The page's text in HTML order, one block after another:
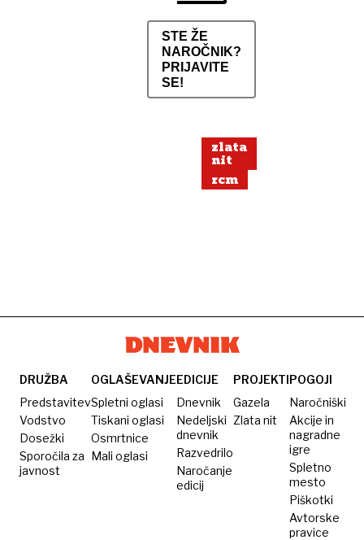
STE ŽE
NAROČNIK?
PRIJAVITE
SE!
zlata
nit
rcm
DRUŽBA
Predstavitev
Vodstvo
Dosežki
Sporočila za
javnost
OGLAŠEVANJE
Spletni oglasi
Tiskani oglasi
Osmrtnice
Mali oglasi
EDICIJE
Dnevnik
Nedeljski
dnevnik
Razvedrilo
Naročanje
edicij
PROJEKTI
Gazela
Zlata nit
POGOJI
Naročniški
Akcije in
nagradne
igre
Spletno
mesto
Piškotki
Avtorske
pravice